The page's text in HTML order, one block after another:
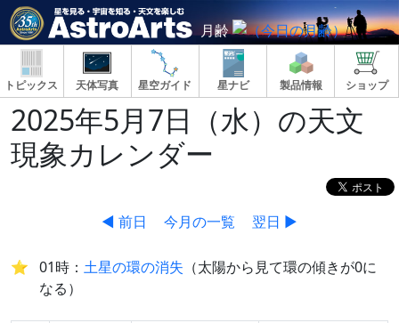
月齢
トピックス 天体写真 星空ガイド 星ナビ 製品情報 ショップ
2025年5月7日（水）の天文
現象カレンダー
◀ 前日 今月の一覧 翌日 ▶
01時： 土星の環の消失 （太陽から見て環の傾きが0に
なる）